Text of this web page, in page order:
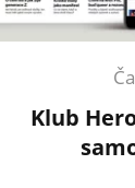
Klub